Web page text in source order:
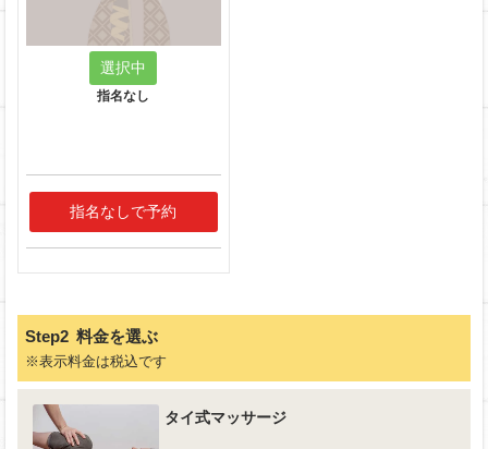
選択中
指名なし
指名なしで予約
Step2 料金を選ぶ
※表示料金は税込です
タイ式マッサージ